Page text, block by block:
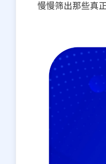
慢慢筛出那些真